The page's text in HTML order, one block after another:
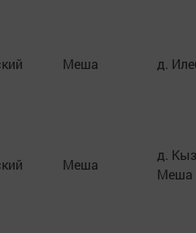
Меша д.
Меша
д.
Меша